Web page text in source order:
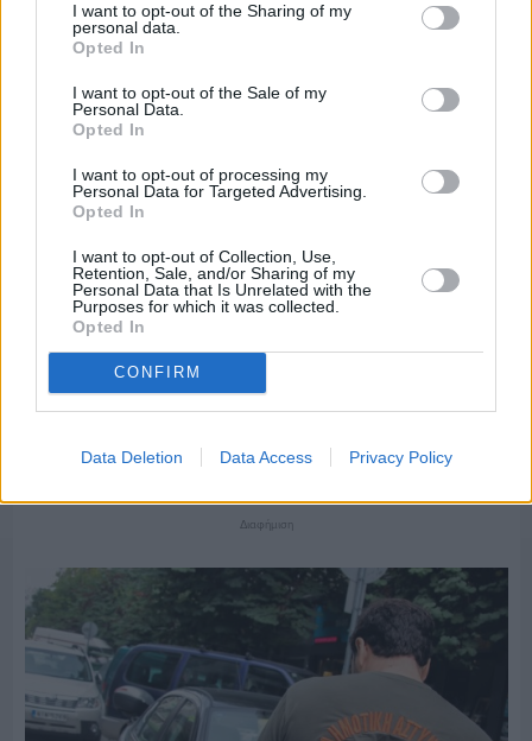
I want to opt-out of the Sharing of my
personal data.
Opted In
I want to opt-out of the Sale of my
Personal Data.
Opted In
I want to opt-out of processing my
Personal Data for Targeted Advertising.
Opted In
I want to opt-out of Collection, Use,
Retention, Sale, and/or Sharing of my
Personal Data that Is Unrelated with the
Purposes for which it was collected.
Opted In
CONFIRM
Data Deletion Data Access Privacy Policy
Πριν 5 ημέρες
των ελαιοπαραγωγών στη Χίο
Διαφήμιση